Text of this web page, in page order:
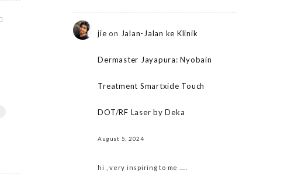
jie on Jalan-Jalan ke Klinik
Dermaster Jayapura: Nyobain
Treatment Smartxide Touch
DOT/RF Laser by Deka
August 5, 2024
hi , very inspiring to me .....